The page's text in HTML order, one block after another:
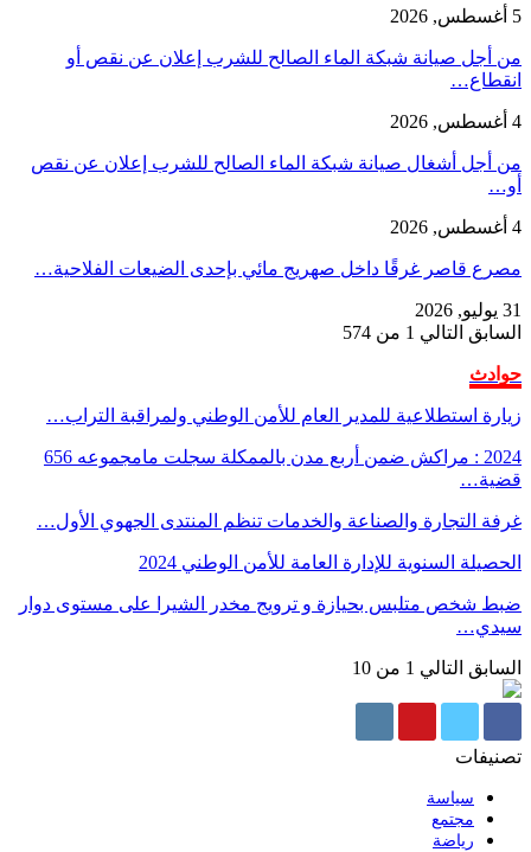
5 أغسطس, 2026
من أجل صيانة شبكة الماء الصالح للشرب إعلان عن نقص أو
انقطاع…
4 أغسطس, 2026
من أجل أشغال صيانة شبكة الماء الصالح للشرب إعلان عن نقص
أو…
4 أغسطس, 2026
مصرع قاصر غرقًا داخل صهريج مائي بإحدى الضيعات الفلاحية…
31 يوليو, 2026
السابق التالي 1 من 574
حوادث
زيارة استطلاعية للمدير العام للأمن الوطني ولمراقبة التراب…
2024 : مراكش ضمن أربع مدن بالممكلة سجلت مامجموعه 656
قضية…
غرفة التجارة والصناعة والخدمات تنظم المنتدى الجهوي الأول…
الحصيلة السنوية للإدارة العامة للأمن الوطني 2024
ضبط شخص متلبس بحيازة و ترويج مخدر الشيرا على مستوى دوار
سيدي…
السابق التالي 1 من 10
تصنيفات
سياسة
مجتمع
رياضة